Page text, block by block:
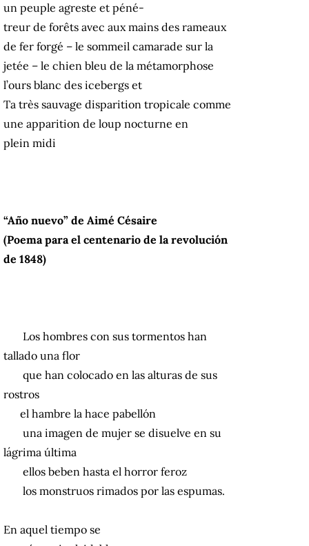
un peuple agreste et péné-
treur de forêts avec aux mains des rameaux
de fer forgé – le sommeil camarade sur la
jetée – le chien bleu de la métamorphose
l’ours blanc des icebergs et
Ta très sauvage disparition tropicale comme
une apparition de loup nocturne en
plein midi
“Año nuevo” de Aimé Césaire
(Poema para el centenario de la revolución
de 1848)
Los hombres con sus tormentos han
tallado una flor
que han colocado en las alturas de sus
rostros
el hambre la hace pabellón
una imagen de mujer se disuelve en su
lágrima última
ellos beben hasta el horror feroz
los monstruos rimados por las espumas.
En aquel tiempo se